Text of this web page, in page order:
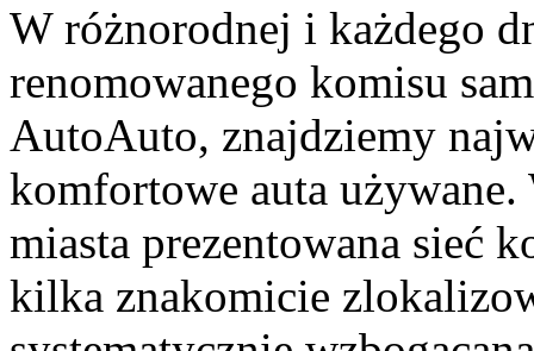
W różnorodnej i każdego
renomowanego komisu
AutoAuto, znajdziemy
komfortowe auta używane.
miasta prezentowana sieć
kilka znakomicie